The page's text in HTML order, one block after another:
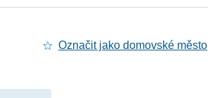
Označit jako domovské město